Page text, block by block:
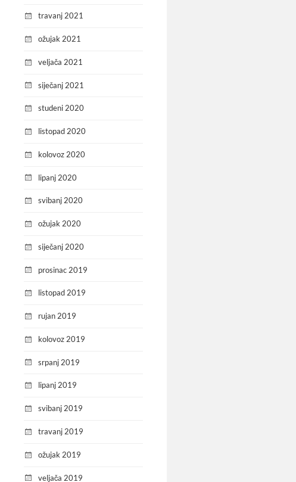
travanj 2021
ožujak 2021
veljača 2021
siječanj 2021
studeni 2020
listopad 2020
kolovoz 2020
lipanj 2020
svibanj 2020
ožujak 2020
siječanj 2020
prosinac 2019
listopad 2019
rujan 2019
kolovoz 2019
srpanj 2019
lipanj 2019
svibanj 2019
travanj 2019
ožujak 2019
veljača 2019